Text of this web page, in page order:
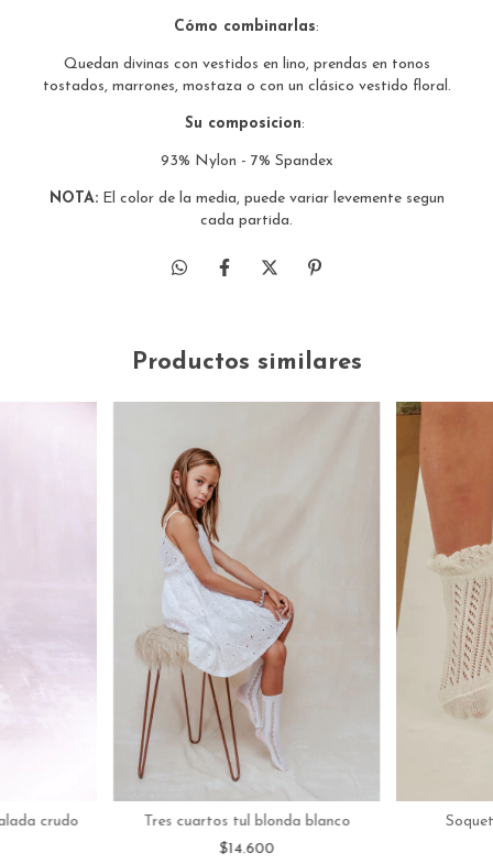
Cómo combinarlas:
Quedan divinas con vestidos en lino, prendas en tonos
tostados, marrones, mostaza o con un clásico vestido floral.
Su composicion:
93% Nylon - 7% Spandex
NOTA:El color de la media, puede variar levemente segun
cada partida.
Productos similares
crudo
Tres cuartos tul blonda blanco
$14.600